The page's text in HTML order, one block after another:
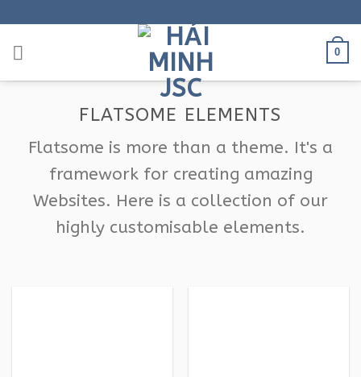
qua
nội
0
FLATSOME ELEMENTS
Flatsome is more than a theme. It's a
framework for creating amazing
Websites. Here is a collection of our
highly customisable elements.